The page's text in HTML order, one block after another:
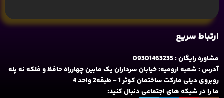
ارتباط سریع
مشاوره رایگان : 09301463235
آدرس : شعبه ارومیه: خیابان سرداران یک مابین چهارراه حافظ و فلکه نه پله
روبروی دیلی مارکت ساختمان کوثر 1 - طبقه2 واحد 4
ما را در شبکه های اجتماعی دنبال کنید: